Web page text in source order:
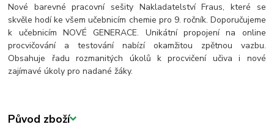
Nové barevné pracovní sešity Nakladatelství Fraus, které se
skvěle hodí ke všem učebnicím chemie pro 9. ročník. Doporučujeme
k učebnicím NOVÉ GENERACE. Unikátní propojení na online
procvičování a testování nabízí okamžitou zpětnou vazbu.
Obsahuje řadu rozmanitých úkolů k procvičení učiva i nové
zajímavé úkoly pro nadané žáky.
Původ zboží